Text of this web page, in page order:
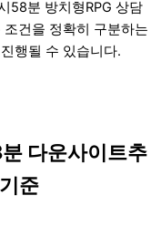
58분 방치형RPG 상담
건을 정확히 구분하는
행될 수 있습니다.
다운사이트추
준